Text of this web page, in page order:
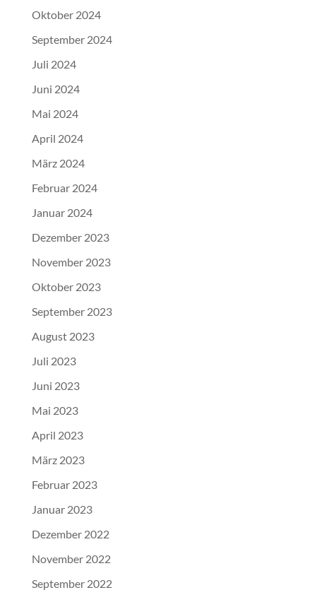
Oktober 2024
September 2024
Juli 2024
Juni 2024
Mai 2024
April 2024
März 2024
Februar 2024
Januar 2024
Dezember 2023
November 2023
Oktober 2023
September 2023
August 2023
Juli 2023
Juni 2023
Mai 2023
April 2023
März 2023
Februar 2023
Januar 2023
Dezember 2022
November 2022
September 2022